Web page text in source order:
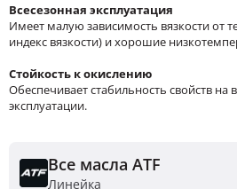
Всесезонная эксплуатация
Имеет малую зависимость вязкости от
индекс вязкости) и хорошие
Стойкость к окислению
Обеспечивает стабильность свойств на
эксплуатации.
Все масла ATF
Линейка